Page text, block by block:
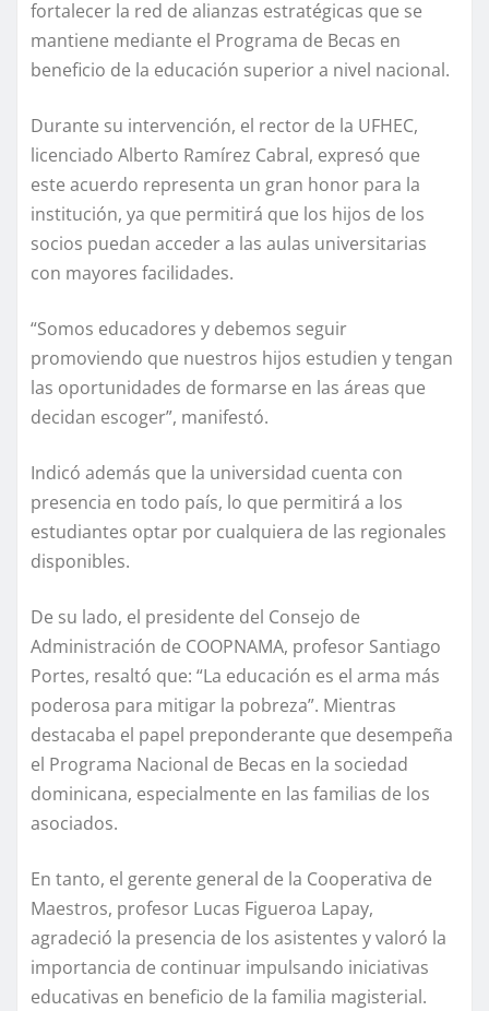
fortalecer la red de alianzas estratégicas que se
mantiene mediante el Programa de Becas en
beneficio de la educación superior a nivel nacional.
Durante su intervención, el rector de la UFHEC,
licenciado Alberto Ramírez Cabral, expresó que
este acuerdo representa un gran honor para la
institución, ya que permitirá que los hijos de los
socios puedan acceder a las aulas universitarias
con mayores facilidades.
“Somos educadores y debemos seguir
promoviendo que nuestros hijos estudien y tengan
las oportunidades de formarse en las áreas que
decidan escoger”, manifestó.
Indicó además que la universidad cuenta con
presencia en todo país, lo que permitirá a los
estudiantes optar por cualquiera de las regionales
disponibles.
De su lado, el presidente del Consejo de
Administración de COOPNAMA, profesor Santiago
Portes, resaltó que: “La educación es el arma más
poderosa para mitigar la pobreza”. Mientras
destacaba el papel preponderante que desempeña
el Programa Nacional de Becas en la sociedad
dominicana, especialmente en las familias de los
asociados.
En tanto, el gerente general de la Cooperativa de
Maestros, profesor Lucas Figueroa Lapay,
agradeció la presencia de los asistentes y valoró la
importancia de continuar impulsando iniciativas
educativas en beneficio de la familia magisterial.